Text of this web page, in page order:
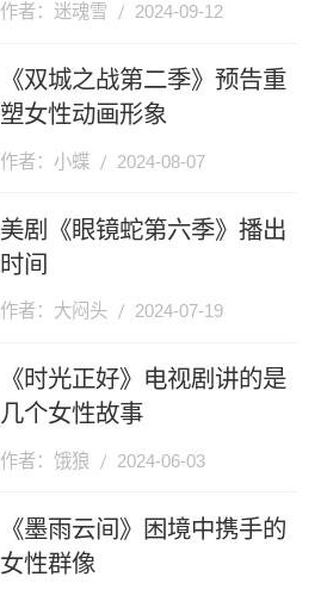
作者：迷魂雪 2024-09-12
《双城之战第二季》预告重
塑女性动画形象
作者：小蝶 2024-08-07
美剧《眼镜蛇第六季》播出
时间
作者：大闷头 2024-07-19
《时光正好》电视剧讲的是
几个女性故事
作者：饿狼 2024-06-03
《墨雨云间》困境中携手的
女性群像